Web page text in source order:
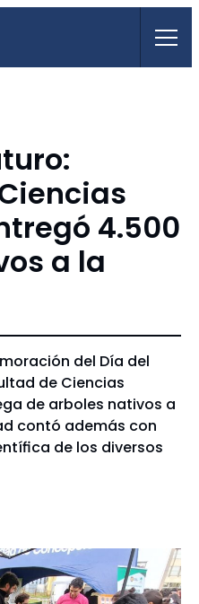
4.500
a la
del Día del
de Ciencias
de arboles nativos a
contó además con
de los diversos